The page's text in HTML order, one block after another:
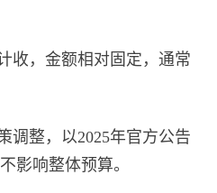
，金额相对固定，通常
整，以2025年官方公告
影响整体预算。